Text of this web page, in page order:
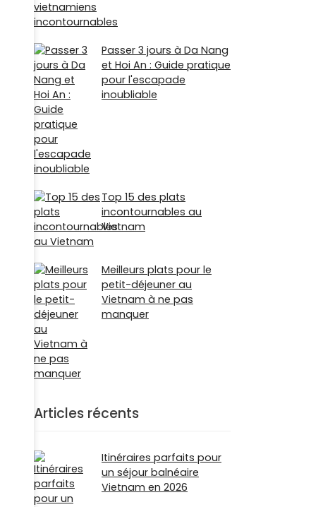
Passer 3 jours à Da Nang
et Hoi An : Guide pratique
pour l'escapade
inoubliable
Top 15 des plats
incontournables au
Vietnam
Meilleurs plats pour le
petit-déjeuner au
Vietnam à ne pas
manquer
Articles récents
Itinéraires parfaits pour
un séjour balnéaire
Vietnam en 2026